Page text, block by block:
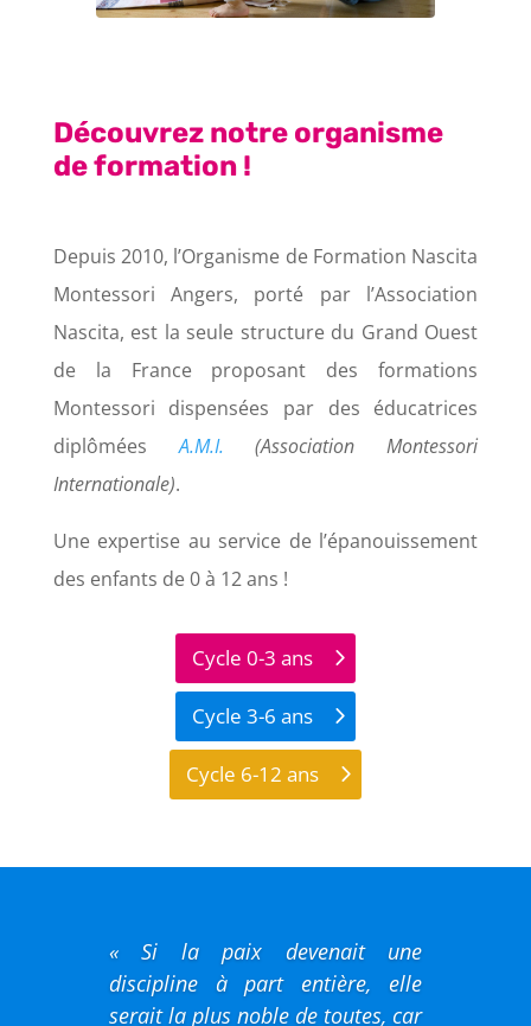
Découvrez notre organisme
de formation !
Depuis 2010, l’Organisme de Formation Nascita
Montessori Angers, porté par l’Association
Nascita, est la seule structure du Grand Ouest
de la France proposant des formations
Montessori dispensées par des éducatrices
diplôméesA.M.I. (Association Montessori
Internationale).
Une expertise au service de l’épanouissement
des enfants de 0 à 12 ans !
Cycle 0-3 ans
Cycle 3-6 ans
Cycle 6-12 ans
« Si la paix devenait une
discipline à part entière, elle
serait la plus noble de toutes, car